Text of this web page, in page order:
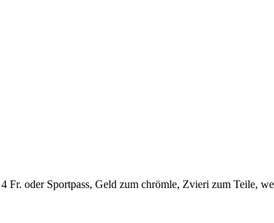
oder Sportpass, Geld zum chrömle, Zvieri zum Teile,